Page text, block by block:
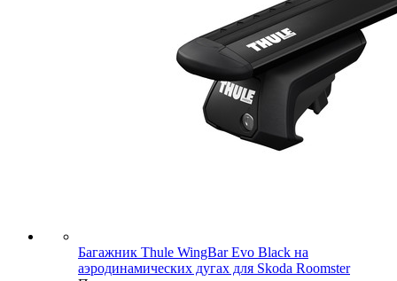
Багажник Thule WingBar Evo Black на
аэродинамических дугах для Skoda Roomster